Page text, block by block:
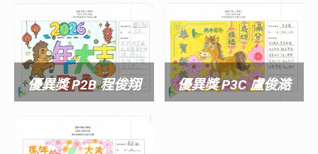
優異獎 P2B 程俊翔 優異獎 P3C 盧俊澔